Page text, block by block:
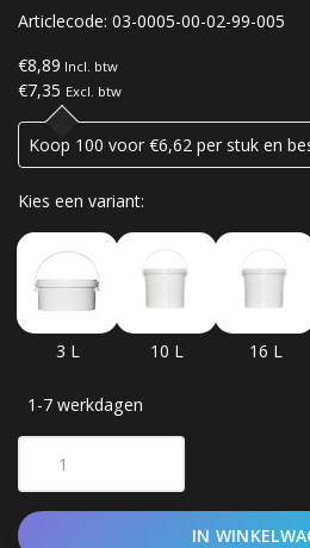
Articlecode: 03-0005-00-02-99-005
€8,89 Incl. btw
€7,35 Excl. btw
Koop 100 voor €6,62 per stuk en
Kies een variant:
3 L 10 L 16 L
1-7 werkdagen
IN